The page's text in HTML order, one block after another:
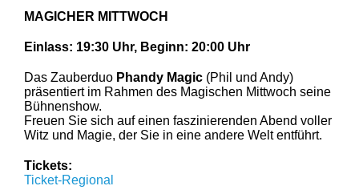
MAGICHER MITTWOCH
Einlass: 19:30 Uhr, Beginn: 20:00 Uhr
Das Zauberduo Phandy Magic (Phil und Andy)
präsentiert im Rahmen des Magischen Mittwoch seine
Bühnenshow.
Freuen Sie sich auf einen faszinierenden Abend voller
Witz und Magie, der Sie in eine andere Welt entführt.
Tickets:
Ticket-Regional